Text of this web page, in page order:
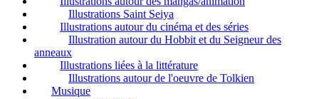
Illustrations Saint Seiya
Illustrations autour du cinéma et des séries
Illustration autour du Hobbit et du Seigneur des
anneaux
Illustrations liées à la littérature
Illustrations autour de l'oeuvre de Tolkien
Musique